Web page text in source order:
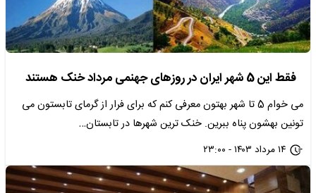
فقط این 5 شهر ایران در روزهای جهنمی مرداد خنک هستند
می خوام 5 تا شهر بهتون معرفی کنم که برای فرار از گرمای تابستون می
تونین بهشون پناه ببرین. خنک ترین شهرها در تابستان…
۱۴ مرداد ۱۴۰۳ - ۲۳:۰۰